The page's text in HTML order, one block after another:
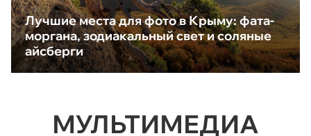
Лучшие места для фото в Крыму: фата-
моргана, зодиакальный свет и соляные
айсберги
МУЛЬТИМЕДИА